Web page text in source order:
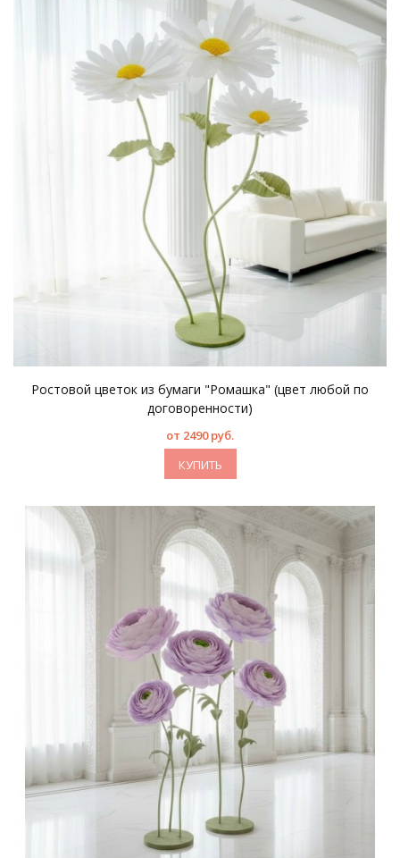
Ростовой цветок из бумаги "Ромашка" (цвет любой по
договоренности)
от 2490 руб.
КУПИТЬ